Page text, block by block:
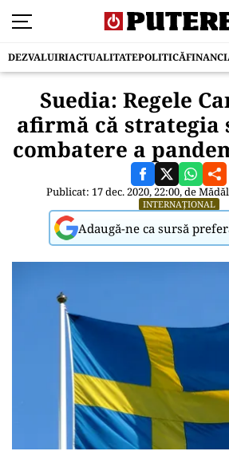
DEZVALUIRIACTUALITATEPOLITICĂ
Suedia: Regele
afirmă că strategia
combatere a
Publicat: 17 dec. 2020, 22:00, de
INTERNAȚIONAL
Adaugă-ne ca sursă